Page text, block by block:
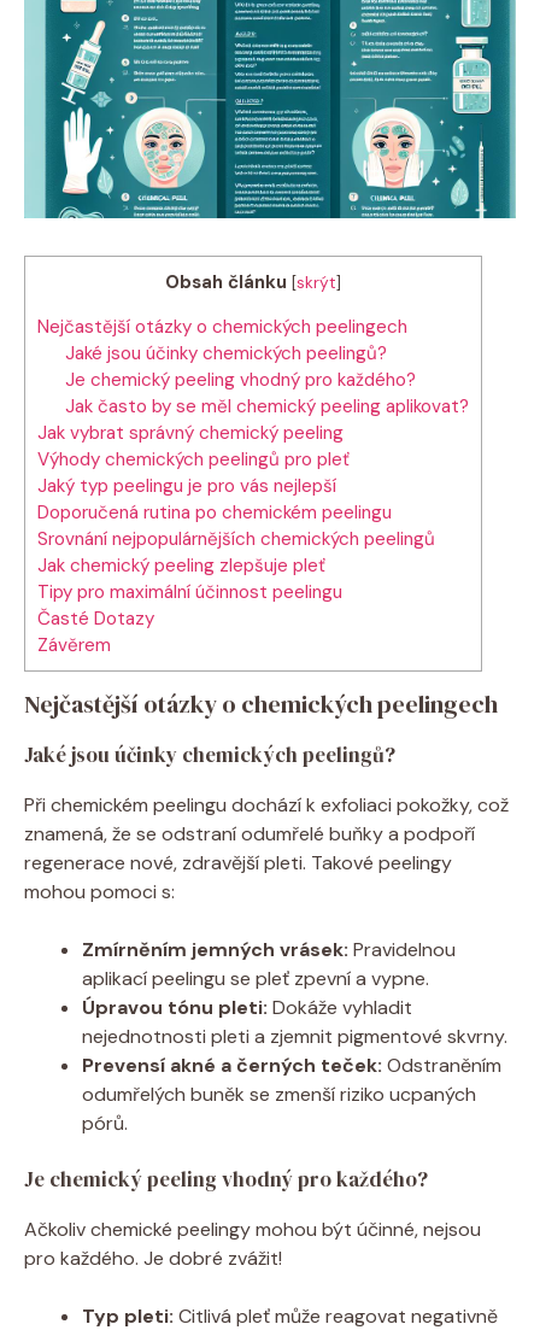
Obsah článku [skrýt]
Nejčastější otázky o chemických peelingech
Jaké jsou účinky chemických peelingů?
Je chemický peeling vhodný pro každého?
Jak často by se měl chemický peeling aplikovat?
Jak vybrat správný chemický peeling
Výhody chemických peelingů pro pleť
Jaký typ peelingu je pro vás nejlepší
Doporučená rutina po chemickém peelingu
Srovnání nejpopulárnějších chemických peelingů
Jak chemický peeling zlepšuje pleť
Tipy pro maximální účinnost peelingu
Časté Dotazy
Závěrem
Nejčastější otázky o chemických peelingech
Jaké jsou účinky chemických peelingů?
Při chemickém peelingu dochází k exfoliaci pokožky, což
znamená, že se odstraní odumřelé buňky a podpoří
regenerace nové, zdravější pleti. Takové peelingy
mohou pomoci s:
Zmírněním jemných vrásek: Pravidelnou
aplikací peelingu se pleť zpevní a vypne.
Úpravou tónu pleti: Dokáže vyhladit
nejednotnosti pleti a zjemnit pigmentové skvrny.
Prevensí akné a černých teček: Odstraněním
odumřelých buněk se zmenší riziko ucpaných
pórů.
Je chemický peeling vhodný pro každého?
Ačkoliv chemické peelingy mohou být účinné, nejsou
pro každého. Je dobré zvážit!
Typ pleti: Citlivá pleť může reagovat negativně